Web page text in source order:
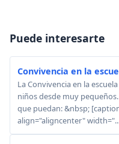
Puede interesarte
Convivencia en la
La Convivencia en la
niños desde muy
que puedan: &nbsp;
align="aligncenter"